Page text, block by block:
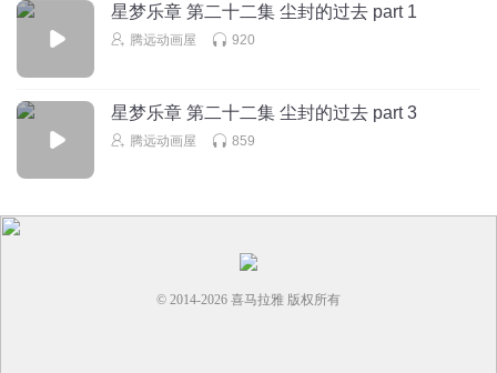
星梦乐章 第二十二集 尘封的过去 part 1
腾远动画屋 920
星梦乐章 第二十二集 尘封的过去 part 3
腾远动画屋 859
© 2014-2026 喜马拉雅 版权所有